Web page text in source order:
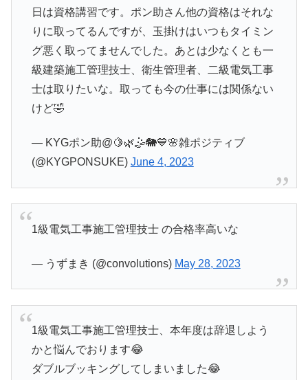
日は資格講習です。ポン助さん他の資格はそれな
りに取ってるんですが、玉掛けはいつもタイミン
グ悪く取ってませんでした。あとは少なくとも一
級建築施工管理技士、衛生管理者、二級電気工事
士は取りたいな。取っても今の仕事には関係ない
けど🤣
— KYGポン助@🍋🌿🤹🐘💙🌸雑ポジティブ
(@KYGPONSUKE) June 4, 2023
1級電気工事施工管理技士 の合格率高いな
— うずまき (@convolutions) May 28, 2023
1級電気工事施工管理技士、本年度は辞退しよう
かと悩んでおります😂
ダブルブッキングしてしまいました😂